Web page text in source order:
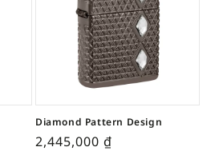
Diamond Pattern Design
2,445,000 ₫